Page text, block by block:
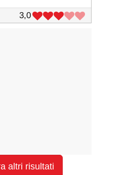
3,0
altri risultati